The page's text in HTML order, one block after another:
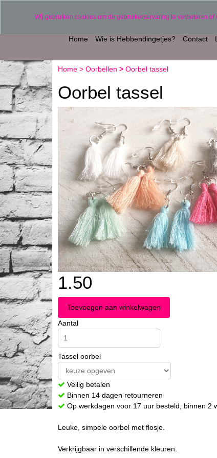
Home Wie is Hebbendingetjes? Contact
Home > Oorbellen > Oorbel tassel
Oorbel tassel
1.50
Aantal
Tassel oorbel
Veilig betalen
Binnen 14 dagen retourneren
Op werkdagen voor 17 uur besteld, binnen 2
Leuke, simpele oorbel met flosje.
Verkrijgbaar in verschillende kleuren.
Wij gebruiken cookies om de gebruikerservaring te verbeteren